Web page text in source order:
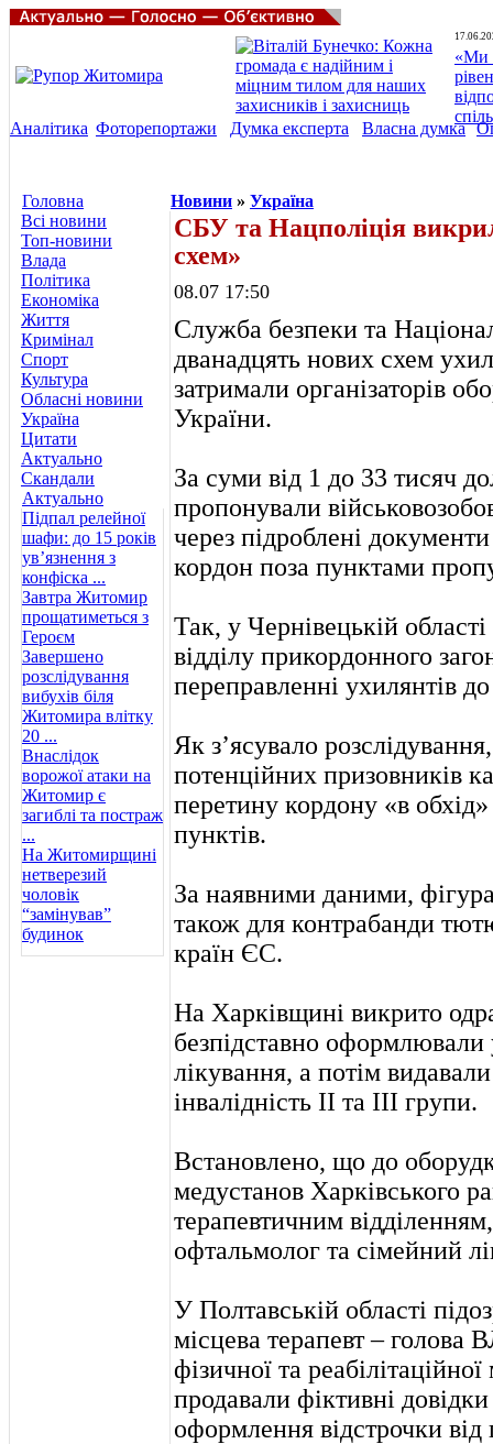
«Ми
Аналітика Фоторепортажи Думка експерта Власна думка
Головна
Всі новини
Топ-новини
Влада
Політика
Економіка
Життя
Кримінал
Спорт
Культура
Обласні новини
Україна
Цитати
Актуально
Скандали
Актуально
Підпал релейної
шафи: до 15 років
ув’язнення з
конфіска ...
Завтра Житомир
прощатиметься з
Героєм
Завершено
розслідування
вибухів біля
Житомира влітку
20 ...
Внаслідок
ворожої атаки на
Житомир є
загиблі та постраж
...
На Житомирщині
нетверезий
чоловік
“замінував”
будинок
Новини » Україна
СБУ та Нацполіція
схем»
08.07 17:50
Служба безпеки та
дванадцять нових схем
затримали організаторів
України.
За суми від 1 до 33 тисяч
пропонували
через підроблені
кордон поза пунктами
Так, у Чернівецькій
відділу прикордонного
переправленні ухилянтів
Як з’ясувало
потенційних призовників
перетину кордону «в
пунктів.
За наявними даними,
також для контрабанди
країн ЄС.
На Харківщині викрито
безпідставно оформлювали
лікування, а потім
інвалідність ІІ та ІІІ групи.
Встановлено, що до
медустанов Харківського
терапевтичним
офтальмолог та сімейний
У Полтавській області
місцева терапевт – голова
фізичної та
продавали фіктивні
оформлення відстрочки від